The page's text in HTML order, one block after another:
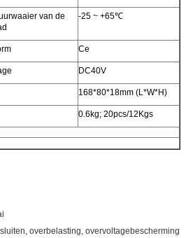
van de
-25 ~ +65℃
Ce
DC40V
168*80*18mm (L*W*H)
0.6kg; 20pcs/12Kgs
overbelasting, overvoltagebescherming